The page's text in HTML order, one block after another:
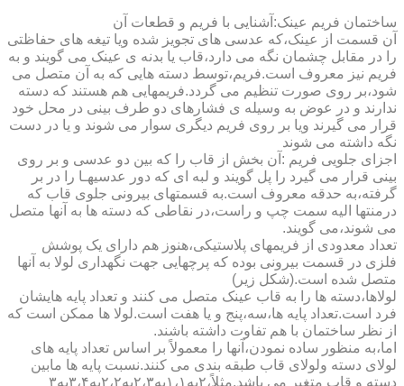
ساختمان فریم عینک:آشنایی با فریم و قطعات آن
آن قسمت از عینک،که عدسی های تجویز شده ویا تیغه های حفاظتی
را در مقابل چشمان نگه می دارد،قاب یا بدنه ی عینک می گویند و به
فریم نیز معروف است.فریم،توسط دسته هایی که به آن متصل می
شود،بر روی صورت تنظیم می گردد.فریمهایی هم هستند که دسته
ندارند و در عوض به وسیله ی فشارهای دو طرف بینی در محل خود
قرار می گیرند ویا بر روی فریم دیگری سوار می شوند و یا در دست
نگه داشته می شوند
اجزای جلویی فریم :آن بخش از قاب را که بین دو عدسی و بر روی
بینی قرار می گیرد را پل گویند و لبه ای که دور عدسیهـا را در بر
گرفته،به حدقه معروف است.به قسمتهای بیرونی جلوی قاب که
درمنتها الیه سمت چپ و راست،در نقاطی که دسته ها به آنها متصل
می شوند،می گویند.
تعداد معدودی از فریمهای پلاستیکی،هنوز هم دارای یک پوشش
فلزی در قسمت بیرونی بوده که پرچهایی جهت نگهداری لولا به آنها
متصل شده است.(شکل زیر)
لولاها،دسته ها را به قاب عینک متصل می کنند و تعداد پایه هایشان
فرد است.تعداد پایه ها،سه،پنج و یا هفت است.لولا ها ممکن است که
از نظر ساختمان با هم تفاوت داشته باشند.
اما،به منظور ساده نمودن،آنها را معمولاً بر اساس تعداد پایه های
لولای دسته ولولای قاب طبقه بندی می کنند.نسبت پایه ها مابین
دسته و قاب متغیر می باشد.مثلاً،۲به۱،۱به۲،۳به۲،۲به۳،۴به۳